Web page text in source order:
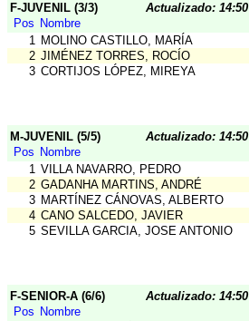
F-JUVENIL (3/3)
Actualizado: 14:50
Pos Nombre
1 MOLINO CASTILLO, MARÍA
2 JIMÉNEZ TORRES, ROCÍO
3 CORTIJOS LÓPEZ, MIREYA
M-JUVENIL (5/5)
Actualizado: 14:50
Pos Nombre
1 VILLA NAVARRO, PEDRO
2 GADANHA MARTINS, ANDRÉ
3 MARTÍNEZ CÁNOVAS, ALBERTO
4 CANO SALCEDO, JAVIER
5 SEVILLA GARCIA, JOSE ANTONIO
F-SENIOR-A (6/6)
Actualizado: 14:50
Pos Nombre